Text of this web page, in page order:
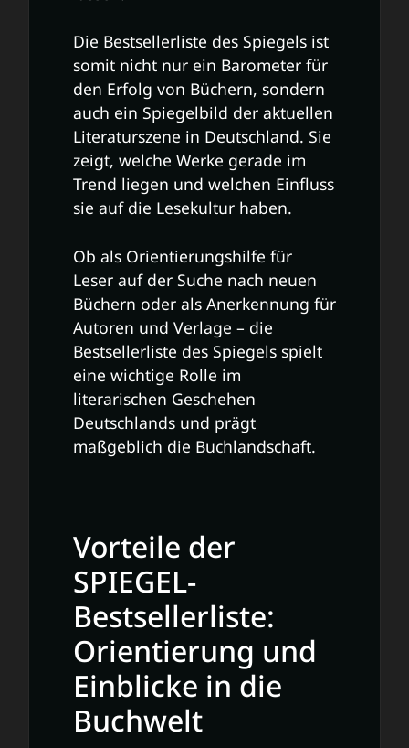
Die Bestsellerliste des Spiegels ist
somit nicht nur ein Barometer für
den Erfolg von Büchern, sondern
auch ein Spiegelbild der aktuellen
Literaturszene in Deutschland. Sie
zeigt, welche Werke gerade im
Trend liegen und welchen Einfluss
sie auf die Lesekultur haben.
Ob als Orientierungshilfe für
Leser auf der Suche nach neuen
Büchern oder als Anerkennung für
Autoren und Verlage – die
Bestsellerliste des Spiegels spielt
eine wichtige Rolle im
literarischen Geschehen
Deutschlands und prägt
maßgeblich die Buchlandschaft.
Vorteile der
SPIEGEL-
Bestsellerliste:
Orientierung und
Einblicke in die
Buchwelt